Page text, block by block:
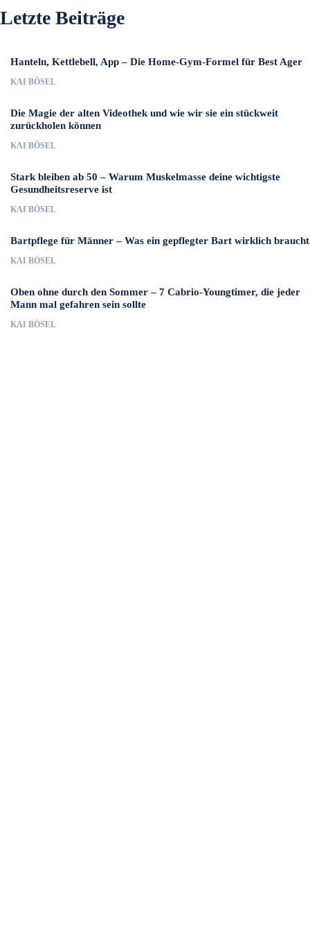
Letzte Beiträge
Hanteln, Kettlebell, App – Die Home-Gym-Formel für Best Ager
KAI BÖSEL
Die Magie der alten Videothek und wie wir sie ein stückweit
zurückholen können
KAI BÖSEL
Stark bleiben ab 50 – Warum Muskelmasse deine wichtigste
Gesundheitsreserve ist
KAI BÖSEL
Bartpflege für Männer – Was ein gepflegter Bart wirklich braucht
KAI BÖSEL
Oben ohne durch den Sommer – 7 Cabrio-Youngtimer, die jeder
Mann mal gefahren sein sollte
KAI BÖSEL